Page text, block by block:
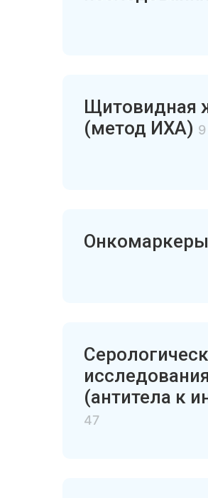
Щитовидная
(метод ИХА) 9
Онкомаркеры
(антитела к
47